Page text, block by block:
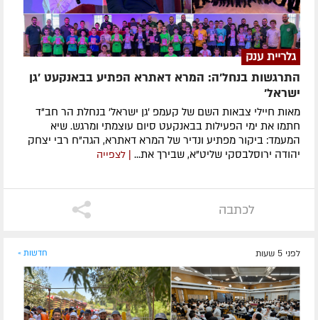
גלריית ענק
התרגשות בנחל'ה: המרא דאתרא הפתיע בבאנקעט 'גן
ישראל'
מאות חיילי צבאות השם של קעמפ 'גן ישראל' בנחלת הר חב"ד
חתמו את ימי הפעילות בבאנקעט סיום עוצמתי ומרגש. שיא
המעמד: ביקור מפתיע ונדיר של המרא דאתרא, הגה"ח רבי יצחק
יהודה ירוסלבסקי שליט"א, שבירך את...
| לצפייה
לכתבה
לפני 5 שעות חדשות »